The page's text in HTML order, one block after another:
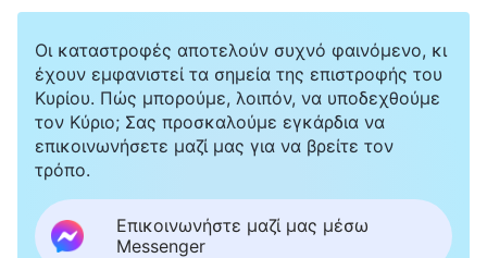
Οι καταστροφές αποτελούν συχνό φαινόμενο, κι
έχουν εμφανιστεί τα σημεία της επιστροφής του
Κυρίου. Πώς μπορούμε, λοιπόν, να υποδεχθούμε
τον Κύριο; Σας προσκαλούμε εγκάρδια να
επικοινωνήσετε μαζί μας για να βρείτε τον
τρόπο.
Επικοινωνήστε μαζί μας μέσω
Messenger